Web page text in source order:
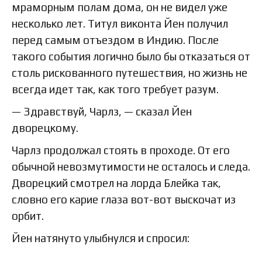
мраморным полам дома, он не видел уже
несколько лет. Титул виконта Йен получил
перед самым отъездом в Индию. После
такого события логично было бы отказаться от
столь рискованного путешествия, но жизнь не
всегда идет так, как того требует разум.
— Здравствуй, Чарлз, — сказал Йен
дворецкому.
Чарлз продолжал стоять в проходе. От его
обычной невозмутимости не осталось и следа.
Дворецкий смотрел на лорда Блейка так,
словно его карие глаза вот-вот выскочат из
орбит.
Йен натянуто улыбнулся и спросил: